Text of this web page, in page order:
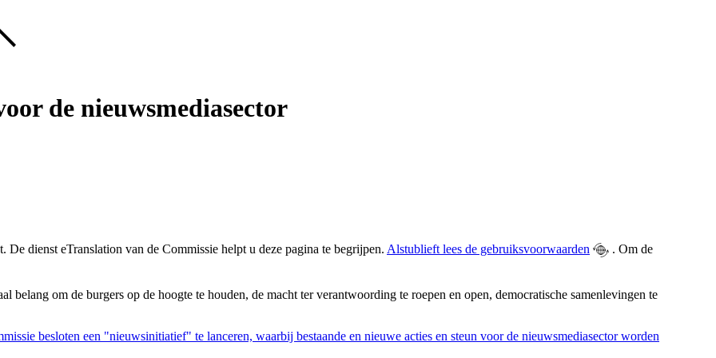
de nieuwsmediasector
dienst eTranslation van de Commissie helpt u deze pagina te begrijpen. Alstublieft lees de gebruiksvoorwaarden . Om de
belang om de burgers op de hoogte te houden, de macht ter verantwoording te roepen en open, democratische samenlevingen te
besloten een "nieuwsinitiatief" te lanceren, waarbij bestaande en nieuwe acties en steun voor de nieuwsmediasector worden